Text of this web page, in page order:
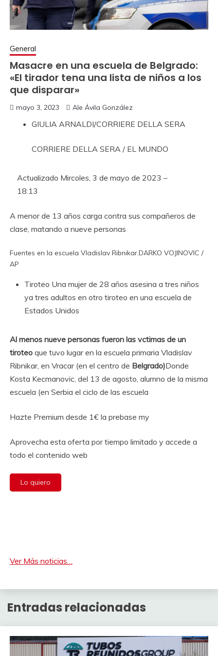
General
Masacre en una escuela de Belgrado:
«El tirador tena una lista de niños a los
que disparar»
mayo 3, 2023 Ale Ávila González
GIULIA ARNALDI/CORRIERE DELLA SERA
CORRIERE DELLA SERA / EL MUNDO
Actualizado Mircoles, 3 de mayo de 2023 –
18:13
A menor de 13 años carga contra sus compañeros de
clase, matando a nueve personas
Fuentes en la escuela Vladislav Ribnikar.DARKO VOJINOVIC /
AP
Tiroteo Una mujer de 28 años asesina a tres niños
ya tres adultos en otro tiroteo en una escuela de
Estados Unidos
Al menos nueve personas fueron las vctimas de un
tiroteo que tuvo lugar en la escuela primaria Vladislav
Ribnikar, en Vracar (en el centro de Belgrado)Donde
Kosta Kecmanovic, del 13 de agosto, alumno de la misma
escuela (en Serbia el ciclo de las escuela
Hazte Premium desde 1€ la prebase my
Aprovecha esta oferta por tiempo limitado y accede a
todo el contenido web
Lo quiero
Ver Más noticias…
Entradas relacionadas